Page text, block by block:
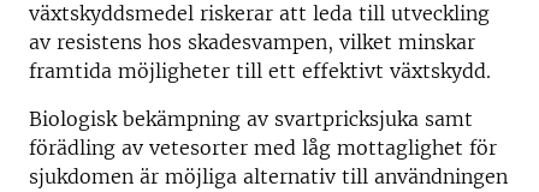
växtskyddsmedel riskerar att leda till utveckling
av resistens hos skadesvampen, vilket minskar
framtida möjligheter till ett effektivt växtskydd.
Biologisk bekämpning av svartpricksjuka samt
förädling av vetesorter med låg mottaglighet för
sjukdomen är möjliga alternativ till användningen